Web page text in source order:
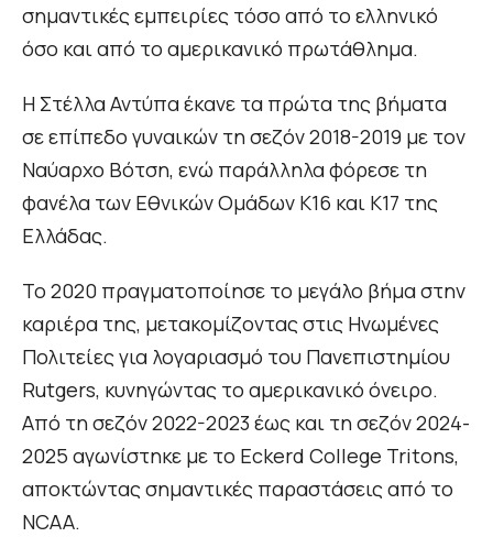
σημαντικές εμπειρίες τόσο από το ελληνικό
όσο και από το αμερικανικό πρωτάθλημα.
Η Στέλλα Αντύπα έκανε τα πρώτα της βήματα
σε επίπεδο γυναικών τη σεζόν 2018-2019 με τον
Ναύαρχο Βότση, ενώ παράλληλα φόρεσε τη
φανέλα των Εθνικών Ομάδων Κ16 και Κ17 της
Ελλάδας.
Το 2020 πραγματοποίησε το μεγάλο βήμα στην
καριέρα της, μετακομίζοντας στις Ηνωμένες
Πολιτείες για λογαριασμό του Πανεπιστημίου
Rutgers, κυνηγώντας το αμερικανικό όνειρο.
Από τη σεζόν 2022-2023 έως και τη σεζόν 2024-
2025 αγωνίστηκε με το Eckerd College Tritons,
αποκτώντας σημαντικές παραστάσεις από το
NCAA.